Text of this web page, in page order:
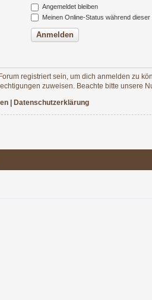
Angemeldet bleiben
Meinen Online-Status während
registriert sein, um dich anmelden zu
zuweisen. Beachte bitte unsere
| Datenschutzerklärung